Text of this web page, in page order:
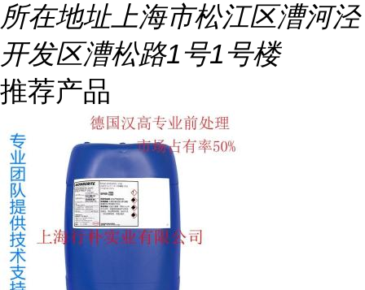
所在地址上海市松江区漕河泾
开发区漕松路1号1号楼
推荐产品